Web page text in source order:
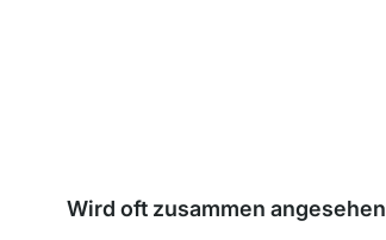
Wird oft zusammen angesehen